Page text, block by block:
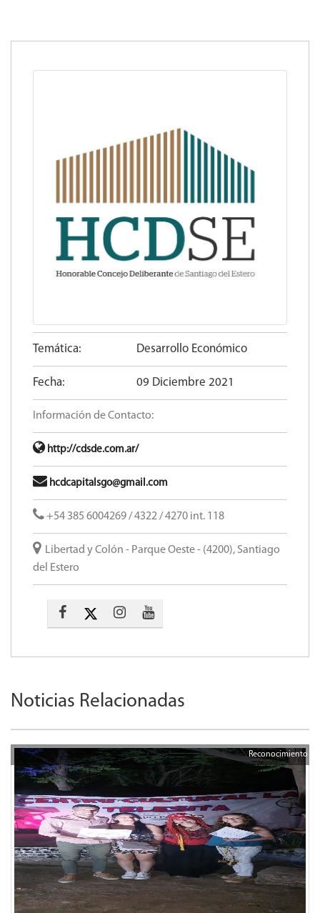
Temática: Desarrollo Económico
Fecha: 09 Diciembre 2021
Información de Contacto:
http://cdsde.com.ar/
hcdcapitalsgo@gmail.com
+54 385 6004269 / 4322 / 4270 int. 118
Libertad y Colón - Parque Oeste - (4200), Santiago
del Estero
Noticias Relacionadas
Reconocimiento